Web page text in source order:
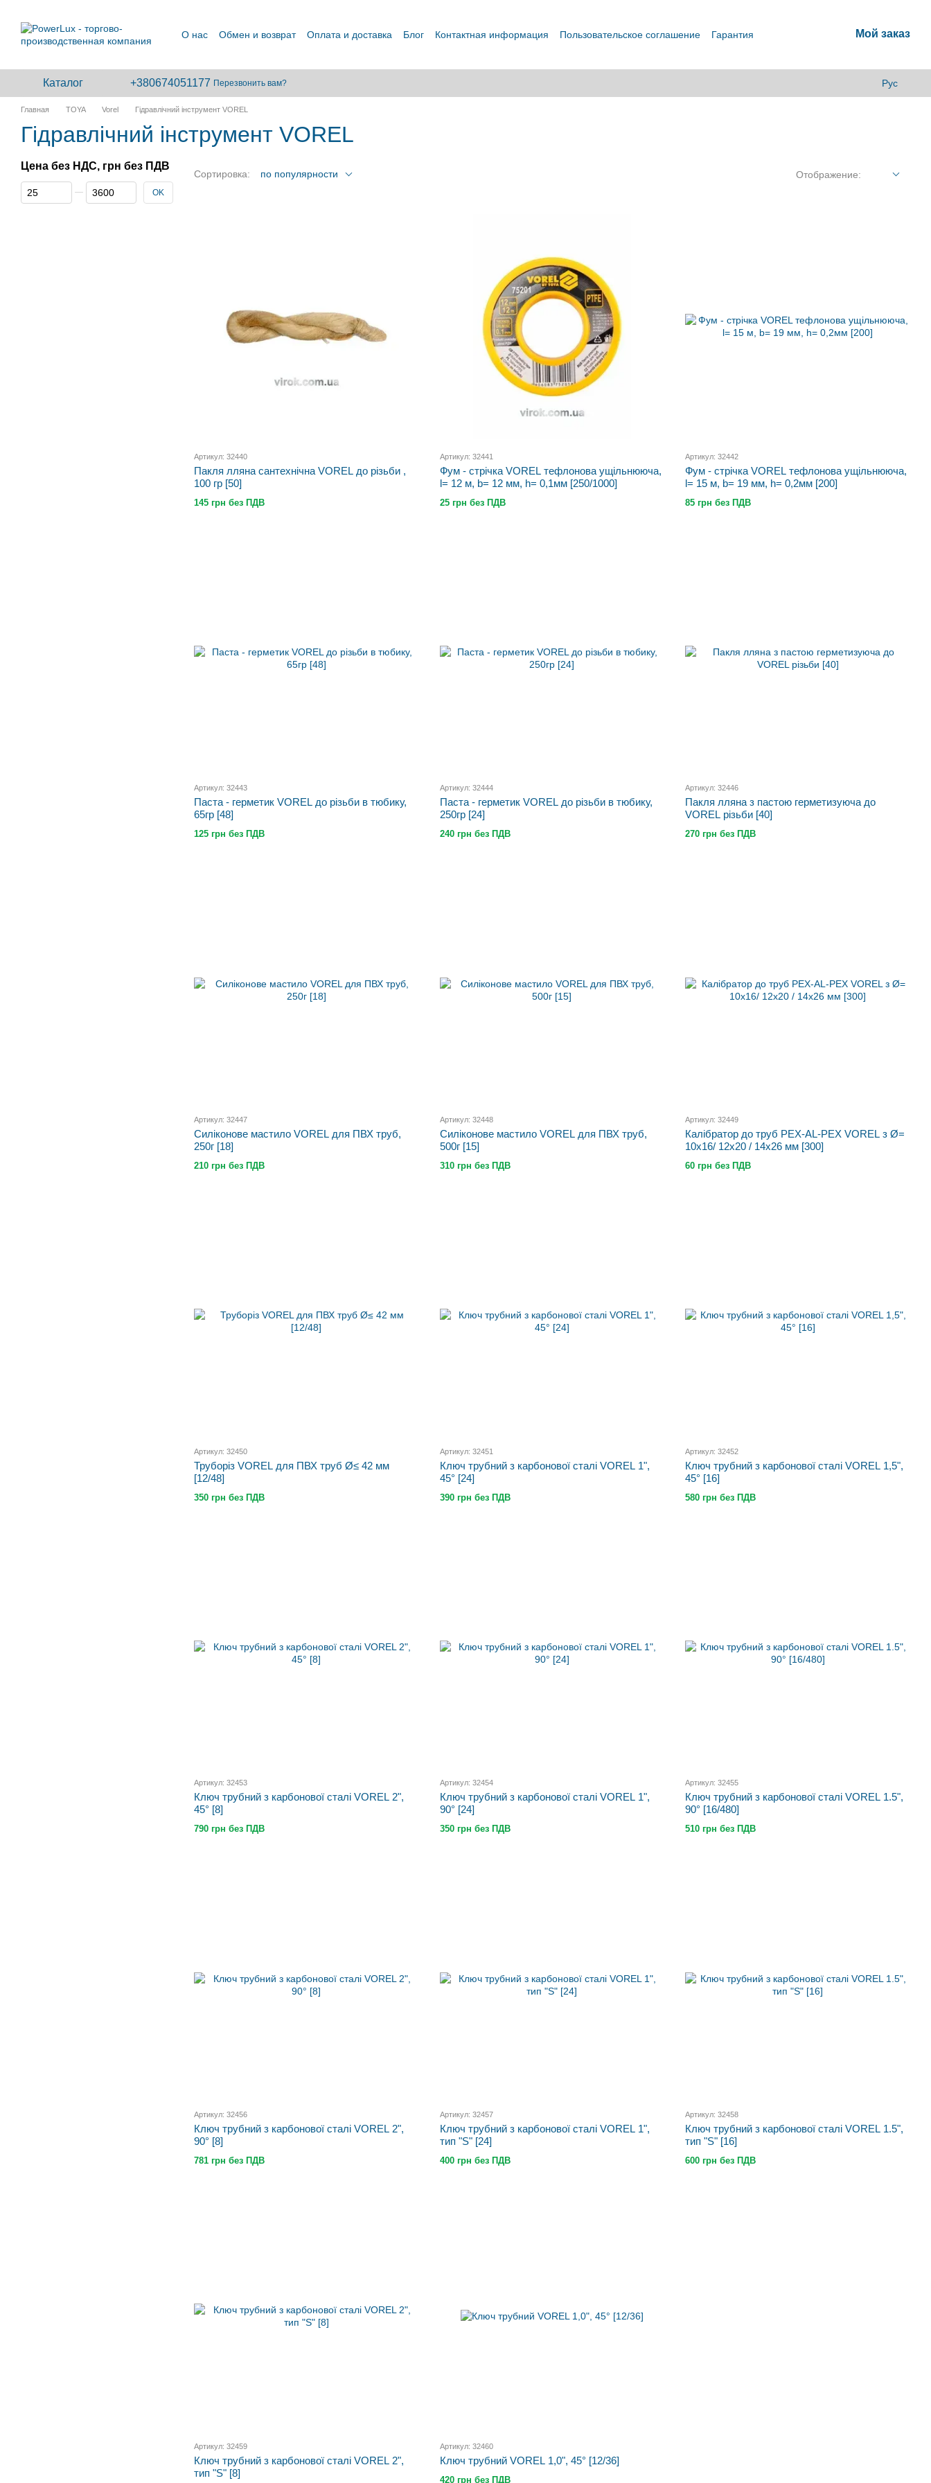
О нас Обмен и возврат Оплата и доставка Блог Контактная информация Пользовательское соглашение
Гарантия
Мой заказ
Каталог +380674051177 Перезвонить вам? Рус
Главная TOYA Vorel Гідравлічний інструмент VOREL
Гідравлічний інструмент VOREL
Сортировка: по популярности Отображение:
Артикул: 32440
Пакля лляна сантехнічна VOREL до різьби ,
100 гр [50]
145 грн без ПДВ
Артикул: 32441
Фум - стрічка VOREL тефлонова ущільнююча,
l= 12 м, b= 12 мм, h= 0,1мм [250/1000]
25 грн без ПДВ
Артикул: 32442
Фум - стрічка VOREL тефлонова ущільнююча,
l= 15 м, b= 19 мм, h= 0,2мм [200]
85 грн без ПДВ
Артикул: 32443
Паста - герметик VOREL до різьби в тюбику,
65гр [48]
125 грн без ПДВ
Артикул: 32444
Паста - герметик VOREL до різьби в тюбику,
250гр [24]
240 грн без ПДВ
Артикул: 32446
Пакля лляна з пастою герметизуюча до
VOREL різьби [40]
270 грн без ПДВ
Артикул: 32447
Силіконове мастило VOREL для ПВХ труб,
250г [18]
210 грн без ПДВ
Артикул: 32448
Силіконове мастило VOREL для ПВХ труб,
500г [15]
310 грн без ПДВ
Артикул: 32449
Калібратор до труб PEX-AL-PEX VOREL з Ø=
10x16/ 12x20 / 14x26 мм [300]
60 грн без ПДВ
Артикул: 32450
Труборіз VOREL для ПВХ труб Ø≤ 42 мм
[12/48]
350 грн без ПДВ
Артикул: 32451
Ключ трубний з карбонової сталі VOREL 1",
45° [24]
390 грн без ПДВ
Артикул: 32452
Ключ трубний з карбонової сталі VOREL 1,5",
45° [16]
580 грн без ПДВ
Артикул: 32453
Ключ трубний з карбонової сталі VOREL 2",
45° [8]
790 грн без ПДВ
Артикул: 32454
Ключ трубний з карбонової сталі VOREL 1",
90° [24]
350 грн без ПДВ
Артикул: 32455
Ключ трубний з карбонової сталі VOREL 1.5",
90° [16/480]
510 грн без ПДВ
Артикул: 32456
Ключ трубний з карбонової сталі VOREL 2",
90° [8]
781 грн без ПДВ
Артикул: 32457
Ключ трубний з карбонової сталі VOREL 1",
тип "S" [24]
400 грн без ПДВ
Артикул: 32458
Ключ трубний з карбонової сталі VOREL 1.5",
тип "S" [16]
600 грн без ПДВ
Артикул: 32459
Ключ трубний з карбонової сталі VOREL 2",
тип "S" [8]
Артикул: 32460
Ключ трубний VOREL 1,0", 45° [12/36]
420 грн без ПДВ
Цена без НДС, грн без ПДВ
От Цена без НДС, грн без ПДВ
До Цена без НДС, грн без ПДВOK